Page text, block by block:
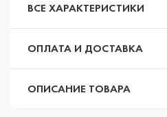
ВСЕ ХАРАКТЕРИСТИКИ
ОПЛАТА И ДОСТАВКА
ОПИСАНИЕ ТОВАРА